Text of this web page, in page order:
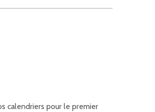
calendriers pour le premier